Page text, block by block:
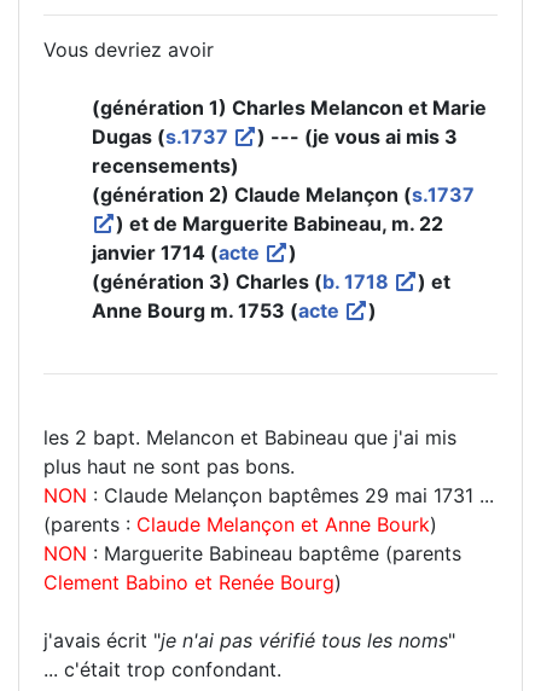
Vous devriez avoir
(génération 1) Charles Melancon et Marie
Dugas (s.1737
) --- (je vous ai mis 3
recensements)
(génération 2) Claude Melançon (s.1737
) et de Marguerite Babineau, m. 22
janvier 1714 (acte
)
(génération 3) Charles (b. 1718
) et
Anne Bourg m. 1753 (acte )
les 2 bapt. Melancon et Babineau que j'ai mis
plus haut ne sont pas bons.
NON : Claude Melançon baptêmes 29 mai 1731 ...
(parents : Claude Melançon et Anne Bourk)
NON : Marguerite Babineau baptême (parents
Clement Babino et Renée Bourg)
j'avais écrit "je n'ai pas vérifié tous les noms"
... c'était trop confondant.